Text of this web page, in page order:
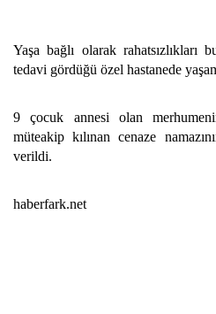
Yaşa bağlı olarak rahatsızlıkları
tedavi gördüğü özel hastanede
9 çocuk annesi olan
müteakip kılınan cenaze
verildi.
haberfark.net